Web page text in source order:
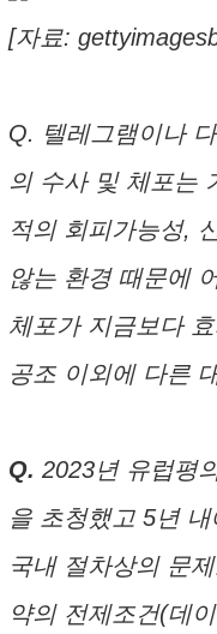
[자료:
Q. 텔레그램이나
의 수사 및 체포는
적의 회피가능성,
않는 환경 때문에
체포가 지금보다
공조 이외에 다른
Q. 2023년 유럽평
을 초청했고 5년
국내 절차상의 문
약의 전제조건(데